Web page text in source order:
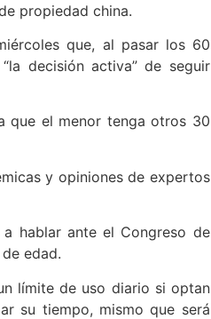
propiedad china.
que, al pasar los 60
decisión activa” de seguir
que el menor tenga otros 30
y opiniones de expertos
hablar ante el Congreso de
edad.
límite de uso diario si optan
su tiempo, mismo que será